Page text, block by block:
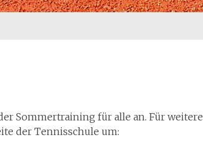
Sommertraining für alle an. Für weitere
der Tennisschule um: